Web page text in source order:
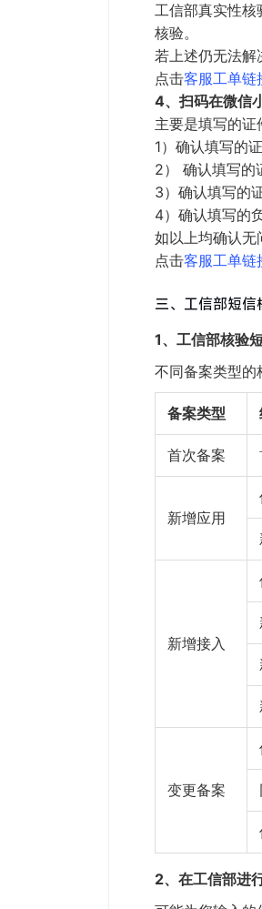
工信部真实性核
核验。
若上述仍无法解
点击客服工单链
4、扫码在微信
主要是填写的
1）确认填写的
2） 确认填写的
3）确认填写的
4）确认填写的
如以上均确认无
点击客服工单链
三、工信部短
1、工信部核验
不同备案类型的
备案类型
首次备案
新增应用
新增接入
变更备案
2、在工信部进